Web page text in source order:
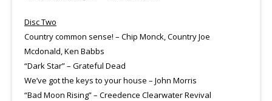
Disc Two
Country common sense! – Chip Monck, Country Joe
Mcdonald, Ken Babbs
“Dark Star” – Grateful Dead
We’ve got the keys to your house – John Morris
“Bad Moon Rising” – Creedence Clearwater Revival